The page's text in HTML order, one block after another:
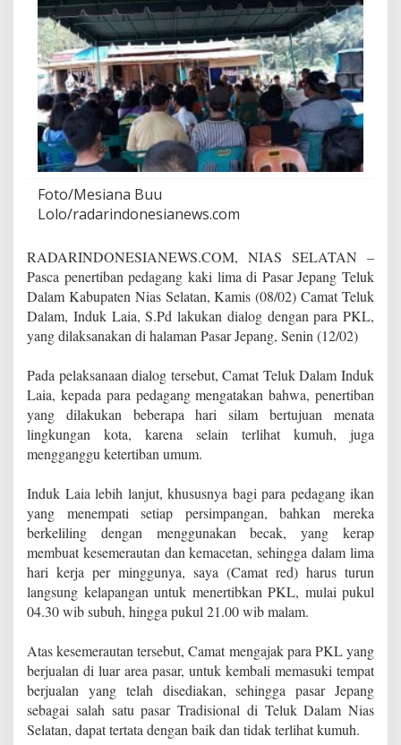
P
a
s
a
r
J
e
p
a
n
g
G
l
r
D
i
a
l
o
Foto/Mesiana Buu
Lolo/radarindonesianews.com
RADARINDONESIANEWS.COM, NIAS SELATAN –
Pasca penertiban pedagang kaki lima di Pasar Jepang Teluk
Dalam Kabupaten Nias Selatan, Kamis (08/02) Camat Teluk
Dalam, Induk Laia, S.Pd lakukan dialog dengan para PKL,
yang dilaksanakan di halaman Pasar Jepang, Senin (12/02)
Pada pelaksanaan dialog tersebut, Camat Teluk Dalam Induk
Laia, kepada para pedagang mengatakan bahwa, penertiban
yang dilakukan beberapa hari silam bertujuan menata
lingkungan kota, karena selain terlihat kumuh, juga
mengganggu ketertiban umum.
Induk Laia lebih lanjut, khususnya bagi para pedagang ikan
yang menempati setiap persimpangan, bahkan mereka
berkeliling dengan menggunakan becak, yang kerap
membuat kesemerautan dan kemacetan, sehingga dalam lima
hari kerja per minggunya, saya (Camat red) harus turun
langsung kelapangan untuk menertibkan PKL, mulai pukul
04.30 wib subuh, hingga pukul 21.00 wib malam.
Atas kesemerautan tersebut, Camat mengajak para PKL yang
berjualan di luar area pasar, untuk kembali memasuki tempat
berjualan yang telah disediakan, sehingga pasar Jepang
sebagai salah satu pasar Tradisional di Teluk Dalam Nias
Selatan, dapat tertata dengan baik dan tidak terlihat kumuh.